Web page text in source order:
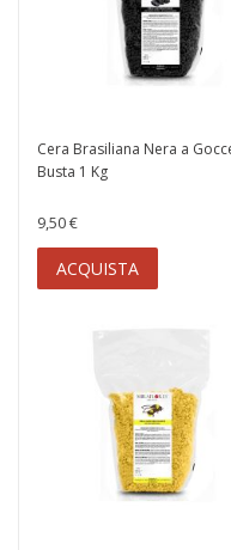
Cera Brasiliana Nera a
Busta 1 Kg
9,50 €
ACQUISTA